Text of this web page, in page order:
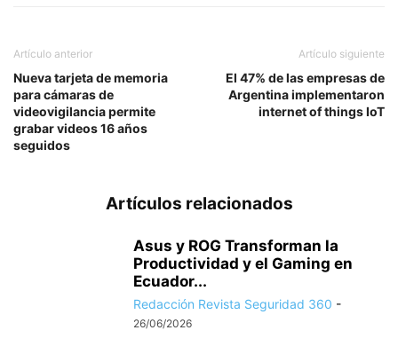
Artículo anterior
Nueva tarjeta de memoria
para cámaras de
videovigilancia permite
grabar videos 16 años
seguidos
Artículo siguiente
El 47% de las empresas de
Argentina implementaron
internet of things IoT
Artículos relacionados
Asus y ROG Transforman la
Productividad y el Gaming en
Ecuador...
Redacción Revista Seguridad 360 -
26/06/2026